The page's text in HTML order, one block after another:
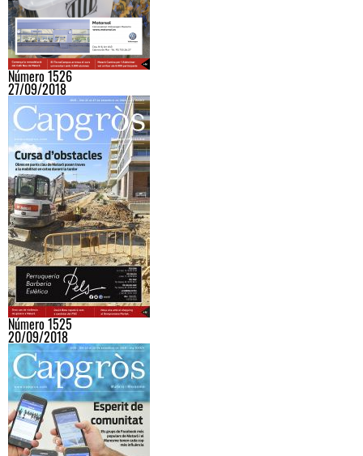
Número 1526
27/09/2018
Número 1525
20/09/2018